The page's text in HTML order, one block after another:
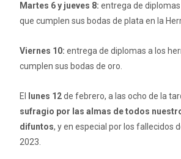
Martes 6 y jueves 8: entrega de
que cumplen sus bodas de plata en la
Viernes 10: entrega de diplomas a los
cumplen sus bodas de oro.
El lunes 12de febrero, a las ocho de la
sufragio por las almas de todos
difuntos, y en especial por los fallecidos
2023.